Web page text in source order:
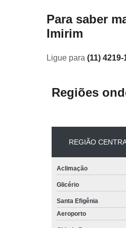
Para saber
Imirim
Ligue para (11) 4219-
Regiões
REGIÃO
Aclimação
Glicério
Santa Efigênia
Aeroporto